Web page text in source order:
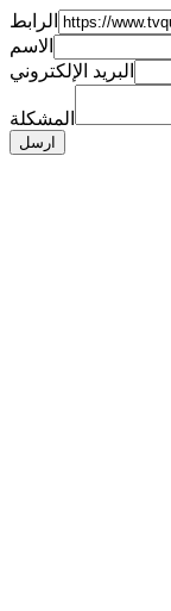
الرابط
الاسم
البريد الإلكتروني
المشكلة
ارسل